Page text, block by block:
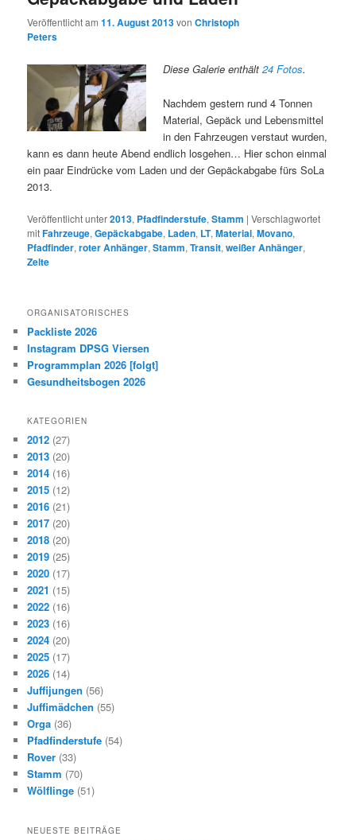
Veröffentlicht am11. August 2013vonChristoph
Peters
Diese Galerie enthält24 Fotos.
Nachdem gestern rund 4 Tonnen
Material, Gepäck und Lebensmittel
in den Fahrzeugen verstaut wurden,
kann es dann heute Abend endlich losgehen… Hier schon einmal
ein paar Eindrücke vom Laden und der Gepäckabgabe fürs SoLa
2013.
Veröffentlicht unter2013, Pfadfinderstufe,Stamm |Verschlagwortet
mitFahrzeuge,Gepäckabgabe, Laden, LT,Material,Movano,
Pfadfinder,roter Anhänger,Stamm,Transit,weißer Anhänger,
Zelte
ORGANISATORISCHES
Packliste 2026
Instagram DPSG Viersen
Programmplan 2026 [folgt]
Gesundheitsbogen 2026
KATEGORIEN
2012 (27)
2013 (20)
2014 (16)
2015 (12)
2016 (21)
2017 (20)
2018 (20)
2019 (25)
2020 (17)
2021 (15)
2022 (16)
2023 (16)
2024 (20)
2025 (17)
2026 (14)
Juffijungen (56)
Juffimädchen (55)
Orga (36)
Pfadfinderstufe (54)
Rover (33)
Stamm (70)
Wölflinge (51)
NEUESTE BEITRÄGE